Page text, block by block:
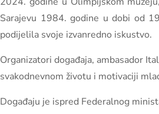
Sarajevu 1984. godine u dobi od
podijelila svoje izvanredno iskustvo.
Organizatori događaja, ambasador
svakodnevnom životu i motivaciji
Događaju je ispred Federalnog